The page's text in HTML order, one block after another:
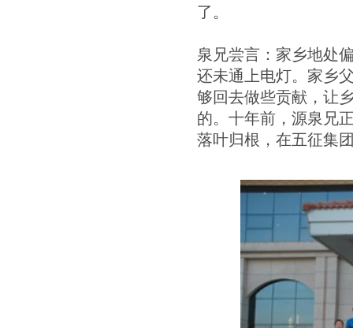
了。
泉兄尝言：家乡地处
还未通上电灯。家乡
够回去做些贡献，让
的。十年前，源泉兄
落叶归根，在五征集